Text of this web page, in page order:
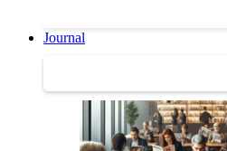
Journal